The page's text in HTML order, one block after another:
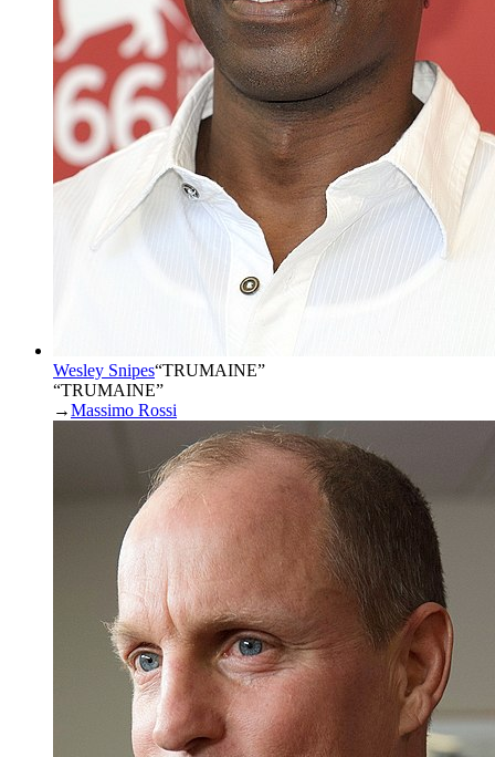
Wesley Snipes“TRUMAINE”
“TRUMAINE”
→Massimo Rossi